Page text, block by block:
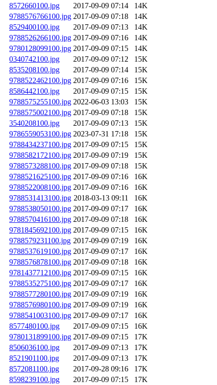
8572660100.jpg
2017-09-09 07:14
14K
9788576766100.jpg 2017-09-09 07:18
14K
8529400100.jpg
2017-09-09 07:13
14K
9788526266100.jpg 2017-09-09 07:16
14K
9780128099100.jpg 2017-09-09 07:15
14K
0340742100.jpg
2017-09-09 07:12
15K
8535208100.jpg
2017-09-09 07:14
15K
9788522462100.jpg 2017-09-09 07:16
15K
8586442100.jpg
2017-09-09 07:15
15K
9788575255100.jpg 2022-06-03 13:03
15K
9788575002100.jpg 2017-09-09 07:18
15K
3540208100.jpg
2017-09-09 07:13
15K
9786559053100.jpg 2023-07-31 17:18
15K
9788434237100.jpg 2017-09-09 07:15
15K
9788582172100.jpg 2017-09-09 07:19
15K
9788573288100.jpg 2017-09-09 07:18
15K
9788521625100.jpg 2017-09-09 07:16
16K
9788522008100.jpg 2017-09-09 07:16
16K
9788531413100.jpg 2018-03-13 09:11
16K
9788538050100.jpg 2017-09-09 07:17
16K
9788570416100.jpg 2017-09-09 07:18
16K
9781845692100.jpg 2017-09-09 07:15
16K
9788579231100.jpg 2017-09-09 07:19
16K
9788537619100.jpg 2017-09-09 07:17
16K
9788576878100.jpg 2017-09-09 07:18
16K
9781437712100.jpg 2017-09-09 07:15
16K
9788535275100.jpg 2017-09-09 07:17
16K
9788577280100.jpg 2017-09-09 07:19
16K
9788576980100.jpg 2017-09-09 07:19
16K
9788541003100.jpg 2017-09-09 07:17
16K
8577480100.jpg
2017-09-09 07:15
16K
9780131899100.jpg 2017-09-09 07:15
17K
8506036100.jpg
2017-09-09 07:13
17K
8521901100.jpg
2017-09-09 07:13
17K
8572081100.jpg
2017-09-28 09:16
17K
8598239100.jpg
2017-09-09 07:15
17K